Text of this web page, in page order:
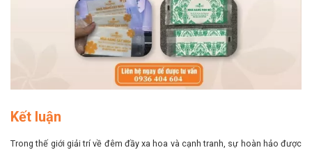
Kết luận
Trong thế giới giải trí về đêm đầy xa hoa và cạnh tranh, sự hoàn hảo được